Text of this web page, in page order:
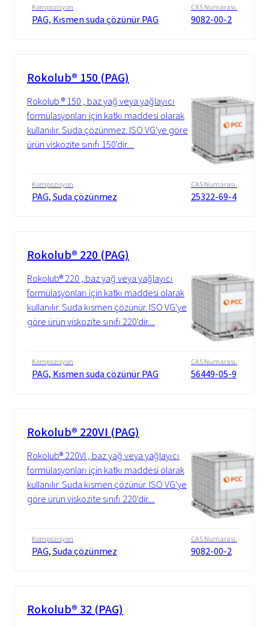
Kompozisyon
PAG, Kısmen suda çözünür PAG
CAS Numarası.
9082-00-2
Rokolub® 150 (PAG)
Rokolub ® 150 , baz yağ veya yağlayıcı
formülasyonları için katkı maddesi olarak
kullanılır. Suda çözünmez. ISO VG'ye göre
ürün viskozite sınıfı 150'dir....
Kompozisyon
PAG, Suda çözünmez
CAS Numarası.
25322-69-4
Rokolub® 220 (PAG)
Rokolub® 220 , baz yağ veya yağlayıcı
formülasyonları için katkı maddesi olarak
kullanılır. Suda kısmen çözünür. ISO VG'ye
göre ürün viskozite sınıfı 220'dir....
Kompozisyon
PAG, Kısmen suda çözünür PAG
CAS Numarası.
56449-05-9
Rokolub® 220VI (PAG)
Rokolub® 220VI , baz yağ veya yağlayıcı
formülasyonları için katkı maddesi olarak
kullanılır. Suda kısmen çözünür. ISO VG'ye
göre ürün viskozite sınıfı 220'dir....
Kompozisyon
PAG, Suda çözünmez
CAS Numarası.
9082-00-2
Rokolub® 32 (PAG)